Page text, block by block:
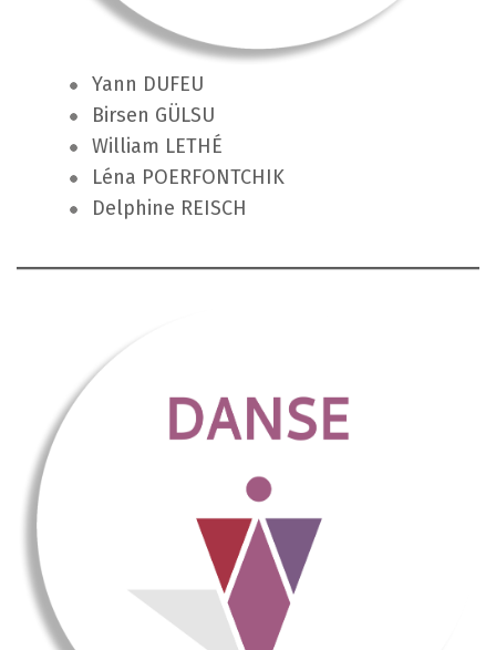
Yann DUFEU
Birsen GÜLSU
William LETHÉ
Léna POERFONTCHIK
Delphine REISCH